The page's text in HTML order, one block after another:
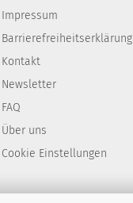
Impressum
Barrierefreiheitserklärung
Kontakt
Newsletter
FAQ
Über uns
Cookie Einstellungen